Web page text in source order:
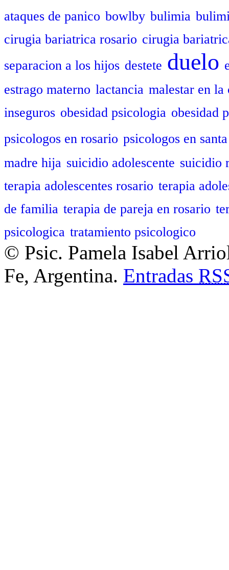
ataques de panico bowlby bulimia
cirugia bariatrica rosario cirugia
separacion a los hijos destete duelo
estrago materno lactancia malestar en la
inseguros obesidad psicologia obesidad
psicologos en rosario psicologos en
madre hija suicidio adolescente suicidio
terapia adolescentes rosario terapia
de familia terapia de pareja en rosario
psicologica tratamiento psicologico
© Psic. Pamela Isabel
Fe, Argentina. Entradas